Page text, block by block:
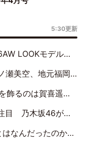
5:30更新
モデルに就任
25周年トップサポーター』に就任
大人になった私を見ていただけたら」
道パフォーマンスの舞台裏
夢眠ねむさんに『てめえはでんぱ組．incなんだよ！』って肩パンされて(笑)」